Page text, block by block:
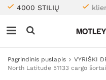
4000 STILIŲ
Pagrindinis puslapis VYRIŠKI
North Latitude 51133 cargo